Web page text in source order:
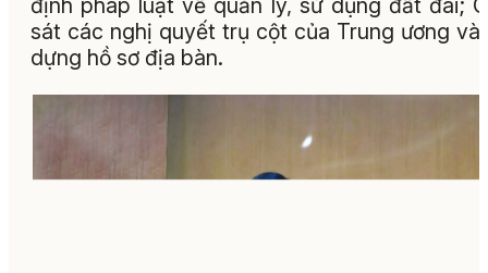
định pháp luật về quản lý, sử dụng đất đai;
sát các nghị quyết trụ cột của Trung ương và
dựng hồ sơ địa bàn.